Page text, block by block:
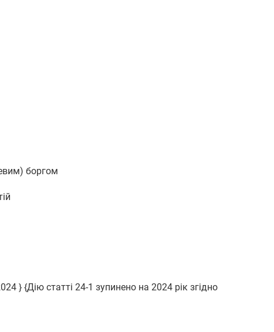
боргом
} {Дію статті 24-1 зупинено на 2024 рік згідно